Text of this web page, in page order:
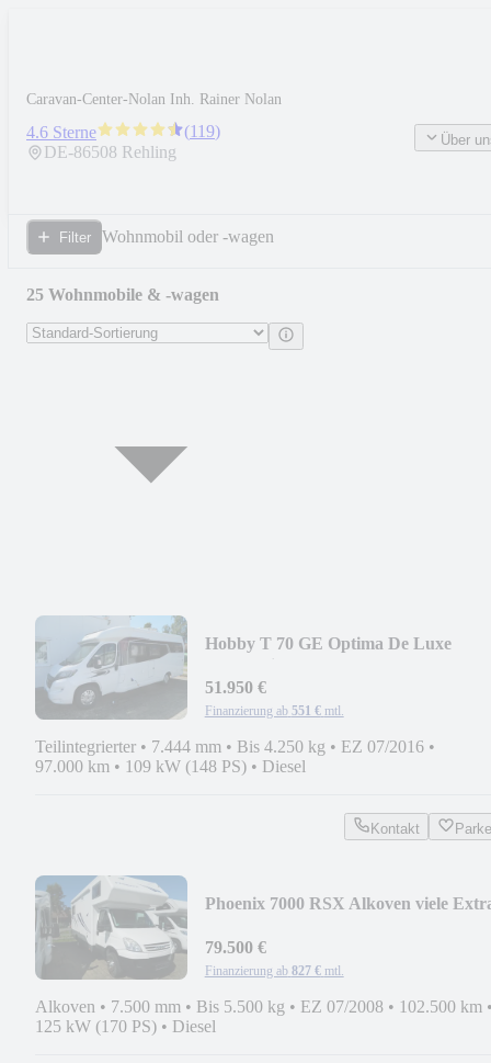
Caravan-Center-Nolan Inh. Rainer Nolan
4.6 Sterne (119)
DE-86508 Rehling
Über
Filter Wohnmobil oder -wagen
25 Wohnmobile & -wagen
Hobby T 70 GE Optima De Luxe
51.950 €
Finanzierung ab 551 € mtl.
Teilintegrierter • 7.444 mm • Bis 4.250 kg • EZ 07/2016 •
97.000 km • 109 kW (148 PS) • Diesel
Kontakt
Phoenix 7000 RSX Alkoven viele
79.500 €
Finanzierung ab 827 € mtl.
Alkoven • 7.500 mm • Bis 5.500 kg • EZ 07/2008 • 102.500 km
125 kW (170 PS) • Diesel